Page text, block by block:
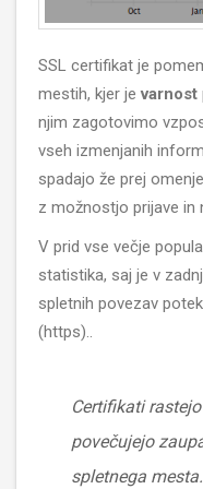
SSL certifikat je
mestih, kjer jevarnost
njim zagotovimo
vseh izmenjanih
spadajo že prej
z možnostjo prijave in
V prid vse večje
statistika, saj je v
spletnih povezav
(https)..
Certifikati
povečujejo
spletnega mesta.